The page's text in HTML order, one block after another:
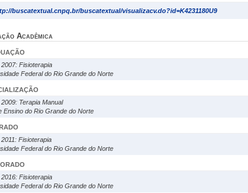
buscatextual.cnpq.br/buscatextual/visualizacv.do?id=K4231180U9
Acadêmica
Fisioterapia
Federal do Rio Grande do Norte
Terapia Manual
Ensino do Rio Grande do Norte
Fisioterapia
Federal do Rio Grande do Norte
Fisioterapia
Federal do Rio Grande do Norte